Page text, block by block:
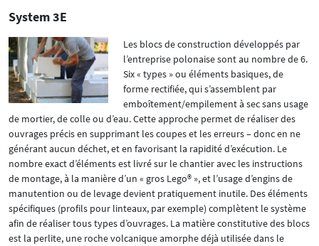
System 3E
Les blocs de construction développés par
l’entreprise polonaise sont au nombre de 6.
Six « types » ou éléments basiques, de
forme rectifiée, qui s’assemblent par
emboîtement/empilement à sec sans usage
de mortier, de colle ou d’eau. Cette approche permet de réaliser des
ouvrages précis en supprimant les coupes et les erreurs – donc en ne
générant aucun déchet, et en favorisant la rapidité d’exécution. Le
nombre exact d’éléments est livré sur le chantier avec les instructions
de montage, à la manière d’un « gros Lego® », et l’usage d’engins de
manutention ou de levage devient pratiquement inutile. Des éléments
spécifiques (profils pour linteaux, par exemple) complètent le système
afin de réaliser tous types d’ouvrages. La matière constitutive des blocs
est la perlite, une roche volcanique amorphe déjà utilisée dans le